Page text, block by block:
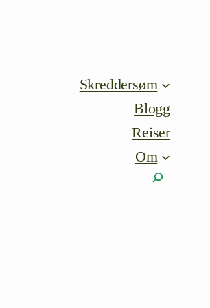
Skreddersøm
Blogg
Reiser
Om
Søk